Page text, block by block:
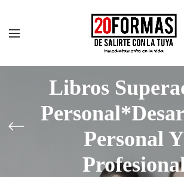
Libros
Personal Y